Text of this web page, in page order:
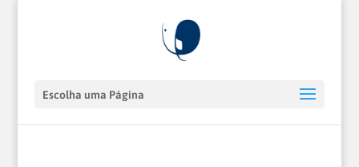
Escolha uma Página